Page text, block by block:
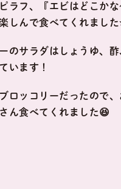
ラフ、『エビはどこかな
しんで食べてくれました
のサラダはしょうゆ、
います！
ロッコリーだったので、
ん食べてくれました😆